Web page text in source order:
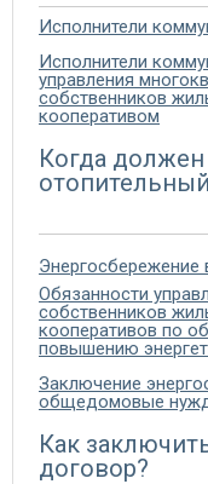
Исполнители
Исполнители
управления
собственников
кооперативом
Когда должен
Энергосбережение
Обязанности
собственников
кооперативов по
повышению
Заключение
общедомовые
Как
договор?